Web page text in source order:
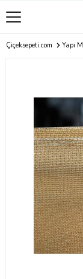
Çiçeksepeti.com Yapı